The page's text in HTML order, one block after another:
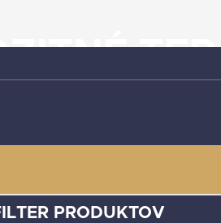
PRODUKTOV